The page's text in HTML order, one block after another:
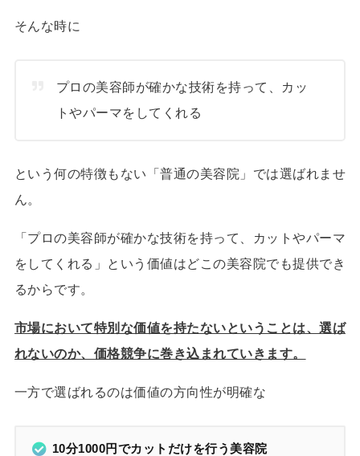
そんな時に
プロの美容師が確かな技術を持って、カッ
トやパーマをしてくれる
という何の特徴もない「普通の美容院」では選ばれませ
ん。
「プロの美容師が確かな技術を持って、カットやパーマ
をしてくれる」という価値はどこの美容院でも提供でき
るからです。
市場において特別な価値を持たないということは、選ば
れないのか、価格競争に巻き込まれていきます。
一方で選ばれるのは価値の方向性が明確な
10分1000円でカットだけを行う美容院